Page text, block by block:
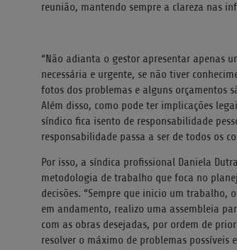
reunião, mantendo sempre a clareza nas
“Não adianta o gestor apresentar apenas
necessária e urgente, se não tiver
fotos dos problemas e alguns orçamentos
Além disso, como pode ter implicações
síndico fica isento de responsabilidade
responsabilidade passa a ser de todos os
Por isso, a síndica profissional Daniela
metodologia de trabalho que foca no
decisões. “Sempre que inicio um trabalho,
em andamento, realizo uma assembleia
com as obras desejadas, por ordem de
resolver o máximo de problemas possíveis